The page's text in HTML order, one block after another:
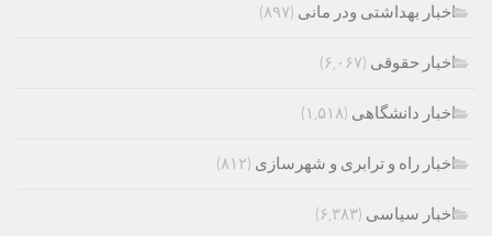
اخبار بهداشتی ودر مانی (۸۹۷)
اخبار حقوقی (۶,۰۶۷)
اخبار دانشگاهی (۱,۵۱۸)
اخبار راه و ترابری و شهرسازی (۸۱۲)
اخبار سیاسی (۶,۳۸۳)